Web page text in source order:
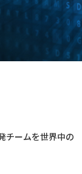
チームを世界中の